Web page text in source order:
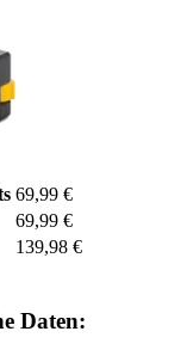
69,99 €
69,99 €
139,98 €
Daten: